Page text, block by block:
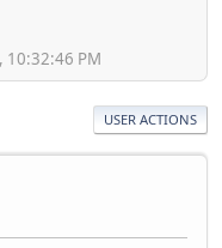
10:32:46 PM
USER ACTIONS